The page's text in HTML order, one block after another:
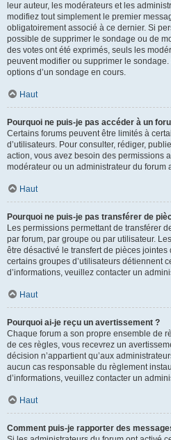
leur auteur, les modérateurs et les
modifiez tout simplement le premier
obligatoirement associé à ce dernier. Si
possible de supprimer le sondage ou de
des votes ont été exprimés, seuls les
peuvent modifier ou supprimer le
options d’un sondage en cours.
Haut
Pourquoi ne puis-je pas accéder à un
Certains forums peuvent être limités à
d’utilisateurs. Pour consulter, rédiger,
action, vous avez besoin des permissions
modérateur ou un administrateur du forum
Haut
Pourquoi ne puis-je pas transférer de
Les permissions permettant de transférer
par forum, par groupe ou par utilisateur.
être désactivé le transfert de pièces
certains groupes d’utilisateurs détiennent
d’informations, veuillez contacter un
Haut
Pourquoi ai-je reçu un avertissement ?
Chaque forum a son propre ensemble de
de ces règles, vous recevrez un
décision n’appartient qu’aux
aucun cas responsable du règlement
d’informations, veuillez contacter un
Haut
Comment puis-je rapporter des